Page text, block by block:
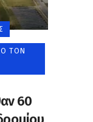
ΤΟΝ
60